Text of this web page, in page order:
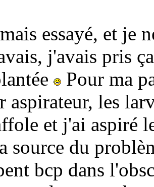
essayé, et je
j'avais pris
Pour ma
aspirateur, les
et j'ai aspiré
source du
bcp dans